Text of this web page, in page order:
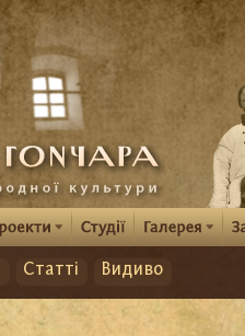
Статті Видиво